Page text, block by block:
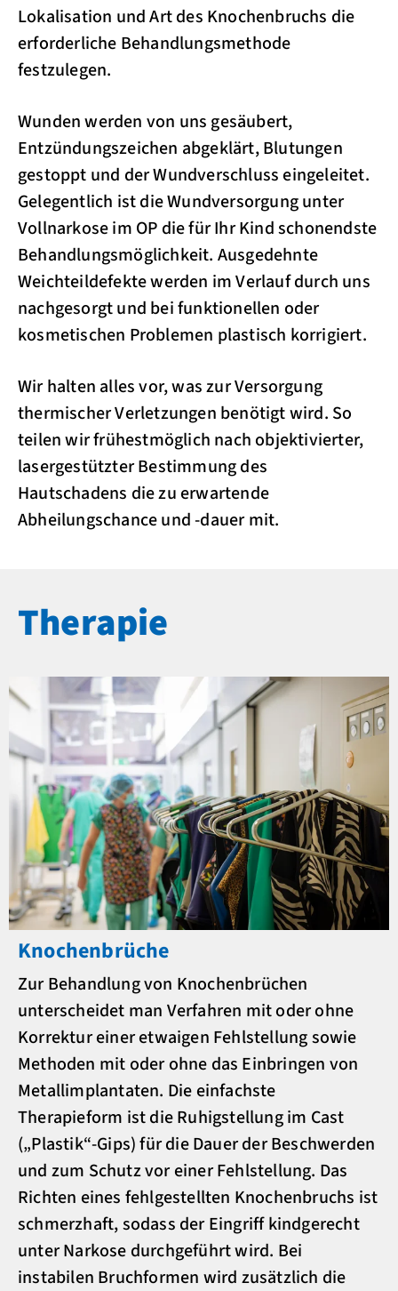
Lokalisation und Art des Knochenbruchs die
erforderliche Behandlungsmethode
festzulegen.
Wunden werden von uns gesäubert,
Entzündungszeichen abgeklärt, Blutungen
gestoppt und der Wundverschluss eingeleitet.
Gelegentlich ist die Wundversorgung unter
Vollnarkose im OP die für Ihr Kind schonendste
Behandlungsmöglichkeit. Ausgedehnte
Weichteildefekte werden im Verlauf durch uns
nachgesorgt und bei funktionellen oder
kosmetischen Problemen plastisch korrigiert.
Wir halten alles vor, was zur Versorgung
thermischer Verletzungen benötigt wird. So
teilen wir frühestmöglich nach objektivierter,
lasergestützter Bestimmung des
Hautschadens die zu erwartende
Abheilungschance und -dauer mit.
Therapie
Knochenbrüche
Zur Behandlung von Knochenbrüchen
unterscheidet man Verfahren mit oder ohne
Korrektur einer etwaigen Fehlstellung sowie
Methoden mit oder ohne das Einbringen von
Metallimplantaten. Die einfachste
Therapieform ist die Ruhigstellung im Cast
(„Plastik“-Gips) für die Dauer der Beschwerden
und zum Schutz vor einer Fehlstellung. Das
Richten eines fehlgestellten Knochenbruchs ist
schmerzhaft, sodass der Eingriff kindgerecht
unter Narkose durchgeführt wird. Bei
instabilen Bruchformen wird zusätzlich die